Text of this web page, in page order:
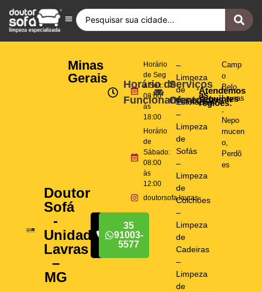
Doutor
Sofá
-
Unidade
Lavras
–
MG
Minas
Gerais
35
91003-
5577
35
91003-
5577
Horário de
Funcionamento
Horário
de Seg
a Sex:
08:00
às
18:00
Horário
de
Sábado:
08:00
às
12:00
doutorsofa.lavras
Serviços
Oferecidos
–
Limpeza
de
Estofados
–
Limpeza
de
Sofás
–
Limpeza
de
Colchões
–
Limpeza
de
Cadeiras
–
Limpeza
de
Atendemos
as
seguintes
regiões:
Camp
o
Belo,
Lavras
,
Nepo
mucen
o,
Perdõ
es